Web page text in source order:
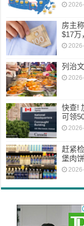
房主
$17万
列治
快查!
可领
赶紧
堡肉